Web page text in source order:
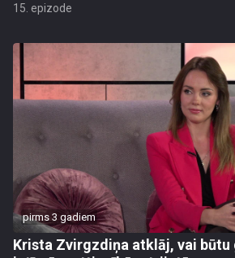
15. epizode
pirms 3 gadiem
Krista Zvirgzdiņa atklāj, vai būtu